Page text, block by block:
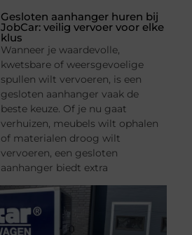
Gesloten aanhanger huren bij
JobCar: veilig vervoer voor elke
klus
Wanneer je waardevolle,
kwetsbare of weersgevoelige
spullen wilt vervoeren, is een
gesloten aanhanger vaak de
beste keuze. Of je nu gaat
verhuizen, meubels wilt ophalen
of materialen droog wilt
vervoeren, een gesloten
aanhanger biedt extra